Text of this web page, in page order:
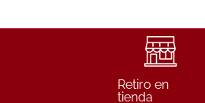
Retiro en
tienda